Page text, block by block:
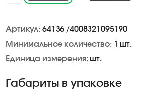
Артикул: 64136 /4008321095190
Минимальное количество: 1 шт.
Единица измерения: шт.
Габариты в упаковке